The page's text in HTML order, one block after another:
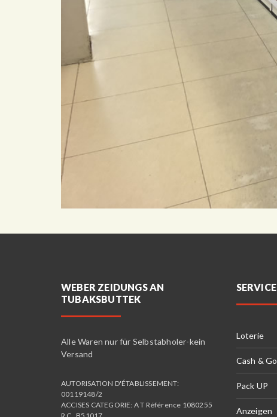
WEBER ZEIDUNGS AN
TUBAKSBUTTEK
Alle Waren nur für Selbstabholer-kein
Versand
AUTORISATION D'ÉTABLISSEMENT:
00119148/2
ACCISES CATEGORIE: A T Référence 1080255
SERVICE
Loterie
Cash & Go
Pack UP
Anzeigen